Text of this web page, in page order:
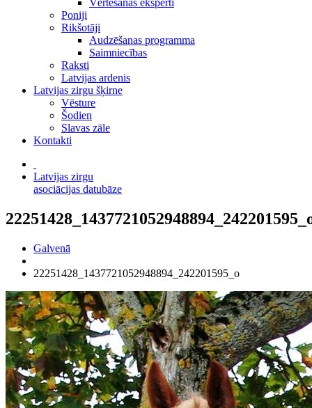
Vērtēšanas eksperti
Poniji
Rikšotāji
Audzēšanas programma
Saimniecības
Raksti
Latvijas ardenis
Latvijas zirgu šķirne
Vēsture
Šodien
Slavas zāle
Kontakti
Latvijas zirgu
asociācijas datubāze
Galvenā
22251428_1437721052948894_242201595_o